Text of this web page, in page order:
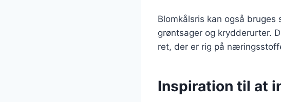
Blomkålsris kan også
grøntsager og krydderurter.
ret, der er rig på
Inspiration til at